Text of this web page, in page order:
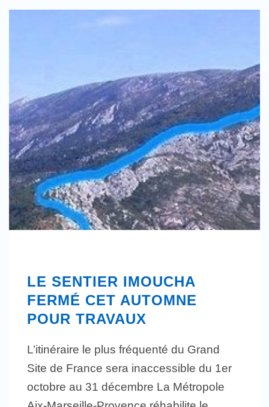
LE SENTIER IMOUCHA
FERMÉ CET AUTOMNE
POUR TRAVAUX
L’itinéraire le plus fréquenté du Grand
Site de France sera inaccessible du 1er
octobre au 31 décembre La Métropole